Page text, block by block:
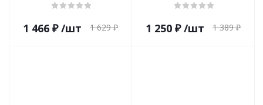
1 466 ₽ /шт 1 629₽ 1 250 ₽ /шт 1 389₽